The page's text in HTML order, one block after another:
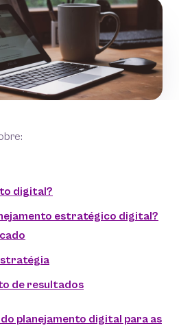
digital?
estratégico digital?
de resultados
planejamento digital para as